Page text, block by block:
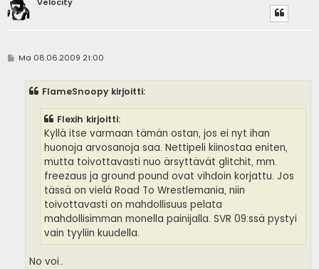
VMa 08.06.2009 21:00
FlameSnoopy kirjoitti:
Flexih kirjoitti:
Kyllä itse varmaan tämän ostan, jos ei nyt ihan
huonoja arvosanoja saa. Nettipeli kiinostaa eniten,
mutta toivottavasti nuo ärsyttävät glitchit, mm.
freezaus ja ground pound ovat vihdoin korjattu. Jos
tässä on vielä Road To Wrestlemania, niin
toivottavasti on mahdollisuus pelata
mahdollisimman monella painijalla. SVR 09:ssä pystyi
vain tyyliin kuudella.
No voi..